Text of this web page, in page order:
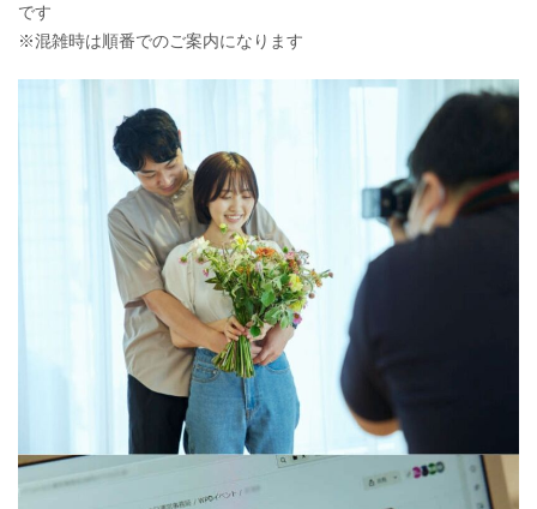
です
※混雑時は順番でのご案内になります